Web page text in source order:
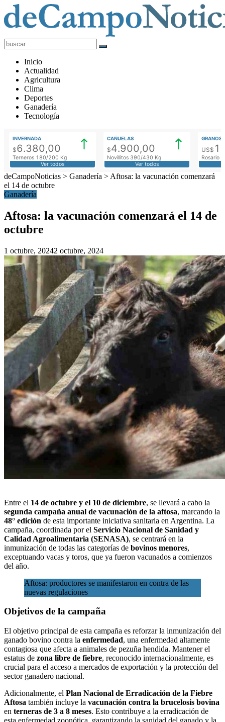
deCampoNoticias
Actualidad
Agropecuaria
Inicio
Actualidad
Agricultura
Clima
Deportes
Ganadería
Tecnología
INVERNADA
$6.380,00
Terneros 180/200 Kg
Ver todos
CAÑUELAS
$4.900,00
Novillitos 390/430 Kg
Ver todos
GRANOS
US$
Rosario
deCampoNoticias > Ganadería > Aftosa: la vacunación comenzará
el 14 de octubre
Ganadería
Aftosa: la vacunación comenzará el 14 de
octubre
1 octubre, 20242 octubre, 2024
Entre el 14 de octubre y el 10 de diciembre, se llevará a cabo la
segunda campaña anual de vacunación de la aftosa, marcando la
48° edición de esta importante iniciativa sanitaria en Argentina. La
campaña, coordinada por el Servicio Nacional de Sanidad y
Calidad Agroalimentaria (SENASA), se centrará en la
inmunización de todas las categorías de bovinos menores,
exceptuando vacas y toros, que ya fueron vacunados a comienzos
del año.
Aftosa: productores se manifestaron en contra de las
nuevas regulaciones
Objetivos de la campaña
El objetivo principal de esta campaña es reforzar la inmunización del
ganado bovino contra la enfermedad, una enfermedad altamente
contagiosa que afecta a animales de pezuña hendida. Mantener el
estatus de zona libre de fiebre, reconocido internacionalmente, es
crucial para el acceso a mercados de exportación y la protección del
sector ganadero nacional.
Adicionalmente, el Plan Nacional de Erradicación de la Fiebre
Aftosa también incluye la vacunación contra la brucelosis bovina
en terneras de 3 a 8 meses. Esto contribuye a la erradicación de
esta enfermedad zoonótica, garantizando la sanidad del ganado y la